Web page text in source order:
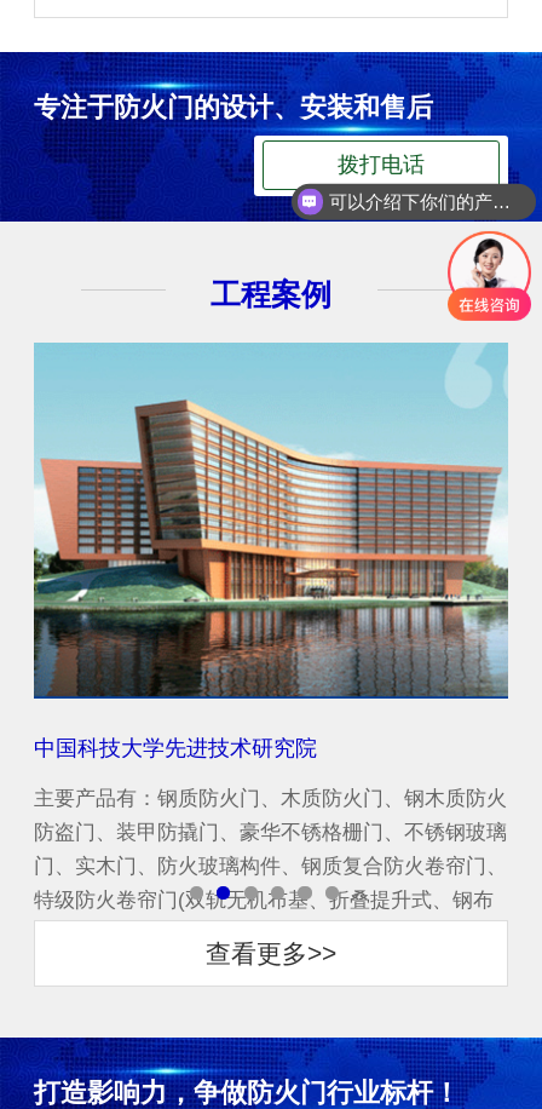
专注于防火门的设计、安装和售后
拨打电话
工程案例
中国科技大学先进技术研究院
主要产品有：钢质防火门、木质防火门、钢木质防火
防盗门、装甲防撬门、豪华不锈格栅门、不锈钢玻璃
门、实木门、防火玻璃构件、钢质复合防火卷帘门、
特级防火卷帘门(双轨无机布基、折叠提升式、钢布
查看更多>>
打造影响力，争做防火门行业标杆！
你们是怎么收费的呢